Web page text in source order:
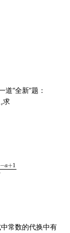
“全新”题：
,求
常数的代换中有